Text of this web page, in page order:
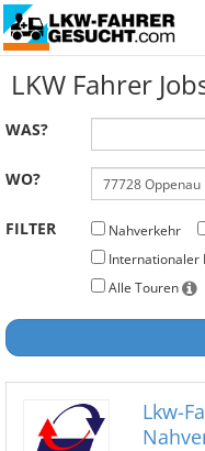
LKW Fahrer
WAS?
WO?
FILTER Nahverkehr
Internationaler
Alle Touren
Lkw-